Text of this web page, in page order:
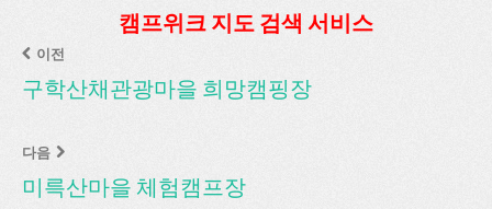
캠프위크 지도 검색 서비스
이전
구학산채관광마을 희망캠핑장
다음
미륵산마을 체험캠프장